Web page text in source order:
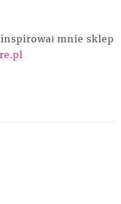
mnie sklep